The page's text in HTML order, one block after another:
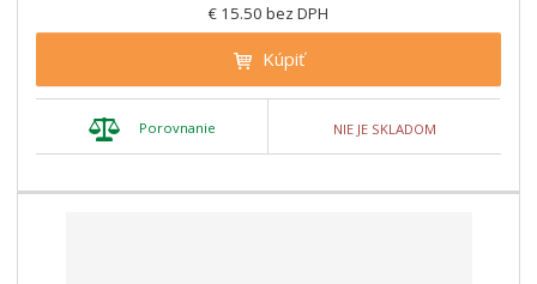
€ 15.50 bez DPH
Kúpiť
Porovnanie NIE JE SKLADOM